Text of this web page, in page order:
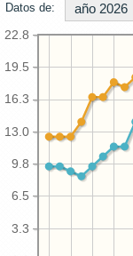
Datos de: año 2026
3.3
6.5
9.8
13.0
16.3
19.5
22.8